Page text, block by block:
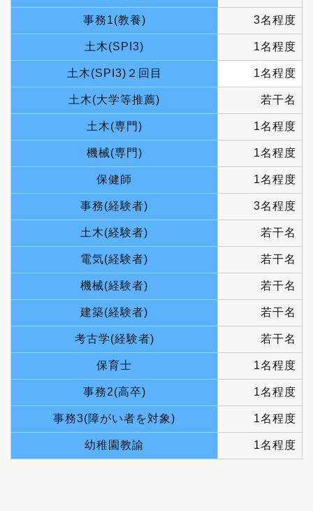
事務1(教養) 3名程度
土木(SPI3) 1名程度
土木(SPI3)２回目 1名程度
土木(大学等推薦) 若干名
土木(専門) 1名程度
機械(専門) 1名程度
保健師 1名程度
事務(経験者) 3名程度
土木(経験者) 若干名
電気(経験者) 若干名
機械(経験者) 若干名
建築(経験者) 若干名
考古学(経験者) 若干名
保育士 1名程度
事務2(高卒) 1名程度
事務3(障がい者を対象) 1名程度
幼稚園教諭 1名程度